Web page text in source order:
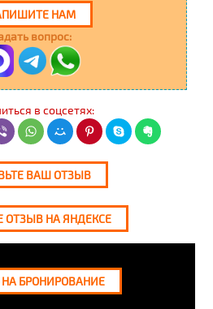
НАМ
вопрос:
в соцсетях:
ВАШ ОТЗЫВ
ОТЗЫВ НА ЯНДЕКСЕ
БРОНИРОВАНИЕ